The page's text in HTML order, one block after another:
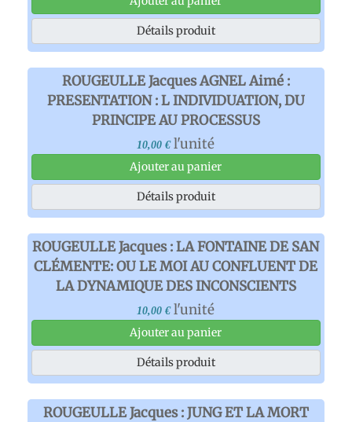
Détails produit
ROUGEULLE Jacques AGNEL Aimé :
PRESENTATION : L INDIVIDUATION, DU
PRINCIPE AU PROCESSUS
10,00 € l'unité
Ajouter au panier
Détails produit
ROUGEULLE Jacques : LA FONTAINE DE SAN
CLÉMENTE: OU LE MOI AU CONFLUENT DE
LA DYNAMIQUE DES INCONSCIENTS
10,00 € l'unité
Ajouter au panier
Détails produit
ROUGEULLE Jacques : JUNG ET LA MORT